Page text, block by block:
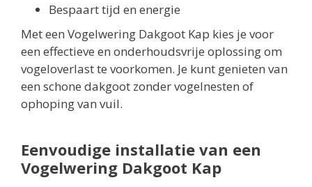
Bespaart tijd en energie
Met een Vogelwering Dakgoot Kap kies je voor
een effectieve en onderhoudsvrije oplossing om
vogeloverlast te voorkomen. Je kunt genieten van
een schone dakgoot zonder vogelnesten of
ophoping van vuil.
Eenvoudige installatie van een
Vogelwering Dakgoot Kap